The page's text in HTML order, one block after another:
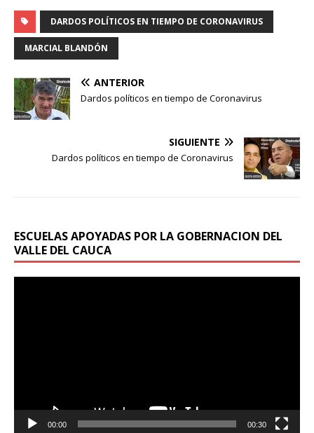
DARDOS POLÍTICOS EN TIEMPO DE CORONAVIRUS
MARCIAL BLANDÓN
ANTERIOR
Dardos políticos en tiempo de Coronavirus
SIGUIENTE
Dardos políticos en tiempo de Coronavirus
ESCUELAS APOYADAS POR LA GOBERNACION DEL
VALLE DEL CAUCA
00:00 00:30